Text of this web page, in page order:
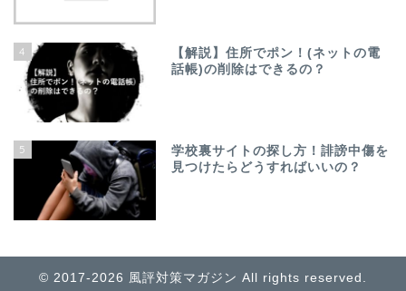
4
【解説】住所でポン！(ネットの電
話帳)の削除はできるの？
5
学校裏サイトの探し方！誹謗中傷を
見つけたらどうすればいいの？
© 2017-2026 風評対策マガジン All rights reserved.